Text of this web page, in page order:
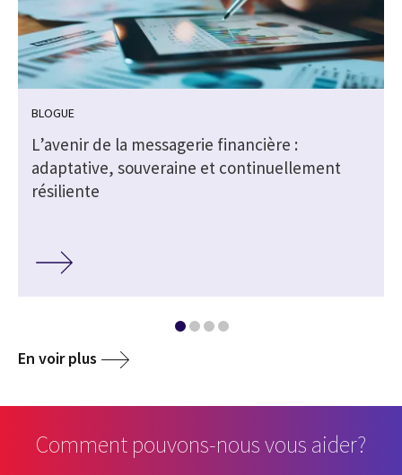
BLOGUE
L’avenir de la messagerie financière :
adaptative, souveraine et continuellement
résiliente
En voir plus
Comment pouvons-nous vous aider?